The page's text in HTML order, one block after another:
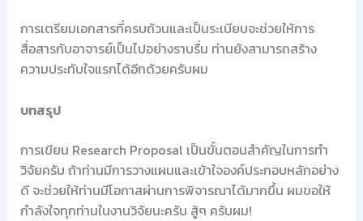
การเตรียมเอกสารที่ครบถ้วนและเป็นระเบียบจะช่วยให้การ
สื่อสารกับอาจารย์เป็นไปอย่างราบรื่น ท่านยังสามารถสร้าง
ความประทับใจแรกได้อีกด้วยครับผม
บทสรุป
การเขียน Research Proposal เป็นขั้นตอนสำคัญในการทำ
วิจัยครับ ถ้าท่านมีการวางแผนและเข้าใจองค์ประกอบหลักอย่าง
ดี จะช่วยให้ท่านมีโอกาสผ่านการพิจารณาได้มากขึ้น ผมขอให้
กำลังใจทุกท่านในงานวิจัยนะครับ สู้ๆ ครับผม!